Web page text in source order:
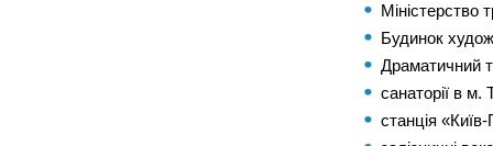
Міністерство
Будинок
Драматичний
санаторії в м.
станція